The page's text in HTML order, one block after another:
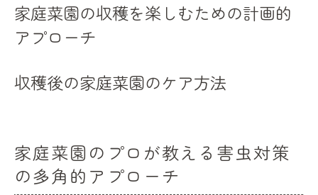
家庭菜園の収穫を楽しむための計画的
アプローチ
収穫後の家庭菜園のケア方法
家庭菜園のプロが教える害虫対策
の多角的アプローチ